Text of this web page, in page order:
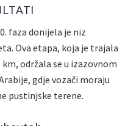
faza donijela je niz
Ova etapa, koja je trajala
održala se u izazovnom
gdje vozači moraju
pustinjske terene.